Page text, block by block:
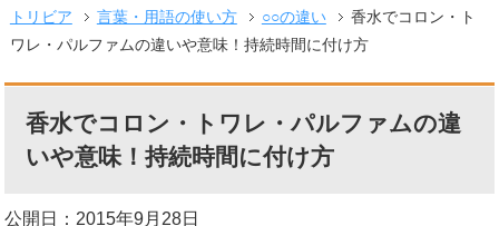
トリビア
言葉・用語の使い方 ○○の違い
香水でコロン・ト
ワレ・パルファムの違いや意味！持続時間に付け方
香水でコロン・トワレ・パルファムの違
いや意味！持続時間に付け方
公開日：2015年9月28日